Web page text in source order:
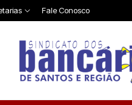
Fale Conosco